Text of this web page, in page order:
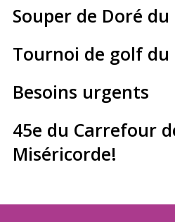
Souper de Doré du
Tournoi de golf du
Besoins urgents
45e du Carrefour
Miséricorde!